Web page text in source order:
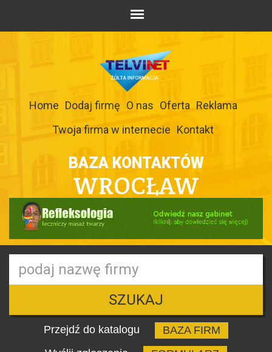
Home Dodaj firmę O nas Oferta Reklama
Twoja firma w internecie Kontakt
BAZA KONTAKTÓW
WROCŁAW
SZUKAJ
Przejdź do katalogu
BAZA FIRM